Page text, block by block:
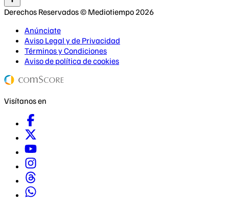
Derechos Reservados © Mediotiempo 2026
Anúnciate
Aviso Legal y de Privacidad
Términos y Condiciones
Aviso de política de cookies
Visítanos en